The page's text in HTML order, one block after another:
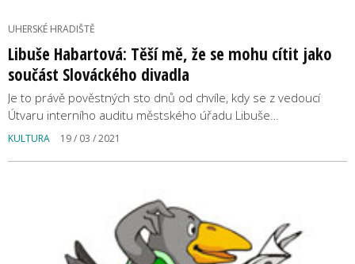
UHERSKÉ HRADIŠTĚ
Libuše Habartová: Těší mě, že se mohu cítit jako
součást Slováckého divadla
Je to právě pověstných sto dnů od chvíle, kdy se z vedoucí
Útvaru interního auditu městského úřadu Libuše…
KULTURA 19 / 03 / 2021